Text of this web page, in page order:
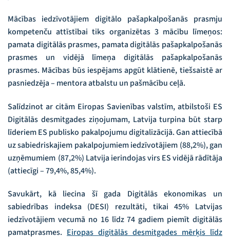
Mācības iedzīvotājiem digitālo pašapkalpošanās prasmju
kompetenču attīstībai tiks organizētas 3 mācību līmeņos:
pamata digitālās prasmes, pamata digitālās pašapkalpošanās
prasmes un vidējā līmeņa digitālās pašapkalpošanās
prasmes. Mācības būs iespējams apgūt klātienē, tiešsaistē ar
pasniedzēja – mentora atbalstu un pašmācību ceļā.
Salīdzinot ar citām Eiropas Savienības valstīm, atbilstoši ES
Digitālās desmitgades ziņojumam, Latvija turpina būt starp
līderiem ES publisko pakalpojumu digitalizācijā. Gan attiecībā
uz sabiedriskajiem pakalpojumiem iedzīvotājiem (88,2%), gan
uzņēmumiem (87,2%) Latvija ierindojas virs ES vidējā rādītāja
(attiecīgi – 79,4%, 85,4%).
Savukārt, kā liecina šī gada Digitālās ekonomikas un
sabiedrības indeksa (DESI) rezultāti, tikai 45% Latvijas
iedzīvotājiem vecumā no 16 līdz 74 gadiem piemīt digitālās
pamatprasmes. Eiropas digitālās desmitgades mērķis līdz